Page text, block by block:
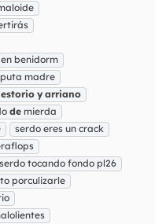
benidorm
puta madre
y arriano
de mierda
serdo eres un crack
serdo tocando fondo pl26
porculizarle